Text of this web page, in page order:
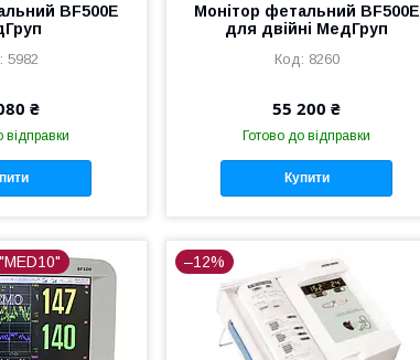
BF500E
5982
₴
відправки
Монітор фетальний BF500Е
для двійні МедГруп
8260
55 200 ₴
Готово до відправки
Купити
–12%